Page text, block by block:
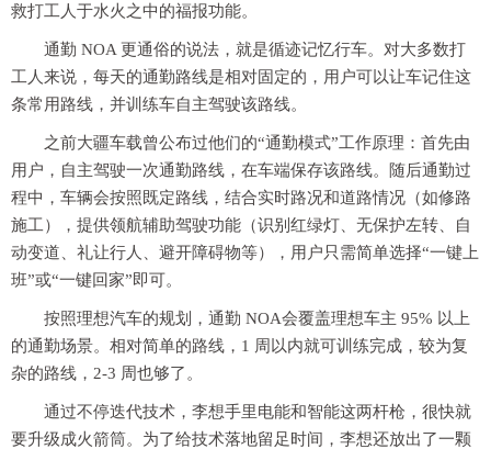
救打工人于水火之中的福报功能。
通勤 NOA 更通俗的说法，就是循迹记忆行车。对大多数打
工人来说，每天的通勤路线是相对固定的，用户可以让车记住这
条常用路线，并训练车自主驾驶该路线。
之前大疆车载曾公布过他们的“通勤模式”工作原理：首先由
用户，自主驾驶一次通勤路线，在车端保存该路线。随后通勤过
程中，车辆会按照既定路线，结合实时路况和道路情况（如修路
施工），提供领航辅助驾驶功能（识别红绿灯、无保护左转、自
动变道、礼让行人、避开障碍物等），用户只需简单选择“一键上
班”或“一键回家”即可。
按照理想汽车的规划，通勤 NOA会覆盖理想车主 95% 以上
的通勤场景。相对简单的路线，1 周以内就可训练完成，较为复
杂的路线，2-3 周也够了。
通过不停迭代技术，李想手里电能和智能这两杆枪，很快就
要升级成火箭筒。为了给技术落地留足时间，李想还放出了一颗